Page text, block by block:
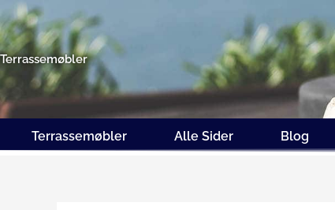
til
indholdet
Terrassemøbler
Terrassemøbler Alle Sider Blog